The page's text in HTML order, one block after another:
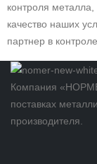
контроля металла,
качество наших
партнер в
Компания
поставках
производителя.